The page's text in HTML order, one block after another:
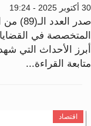
- 19:24
صدر
في القضايا
الأحداث التي
القراءة...
اقتصاد